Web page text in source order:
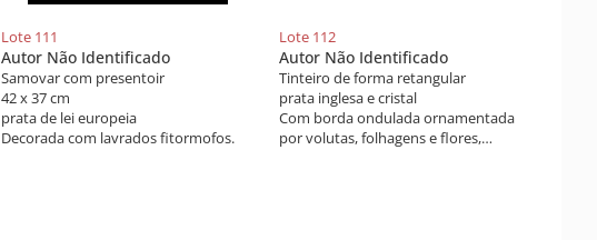
Lote 111
Autor Não Identificado
Samovar com presentoir
42 x 37 cm
prata de lei europeia
Decorada com lavrados fitormofos.
Lote 112
Autor Não Identificado
Tinteiro de forma retangular
prata inglesa e cristal
Com borda ondulada ornamentada
por volutas, folhagens e flores,